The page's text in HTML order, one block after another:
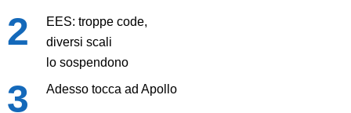
EES: troppe code,
diversi scali
lo sospendono
Adesso tocca ad Apollo